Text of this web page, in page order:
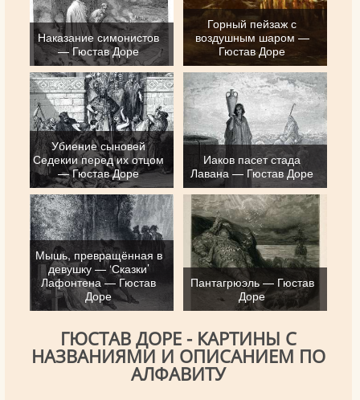
Наказание симонистов
— Гюстав Доре
Горный пейзаж с
воздушным шаром —
Гюстав Доре
Убиение сыновей
Седекии перед их отцом
— Гюстав Доре
Иаков пасет стада
Лавана — Гюстав Доре
Мышь, превращённая в
девушку — ‘Сказки’
Лафонтена — Гюстав
Доре
Пантагрюэль — Гюстав
Доре
ГЮСТАВ ДОРЕ - КАРТИНЫ С
НАЗВАНИЯМИ И ОПИСАНИЕМ ПО
АЛФАВИТУ